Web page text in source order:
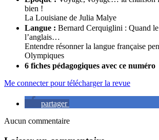
bien !
La Louisiane de Julia Malye
Langue : Bernard Cerquiglini : Quand
l’anglais…
Entendre résonner la langue française
Olympiques
6 fiches pédagogiques avec ce numéro
Me connecter pour télécharger la revue
partager
Aucun commentaire